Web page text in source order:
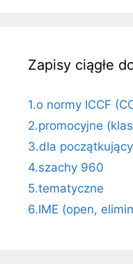
Zapisy ciągłe
1.o normy ICCF
2.promocyjne
3.dla
4.szachy 960
5.tematyczne
6.IME (open,